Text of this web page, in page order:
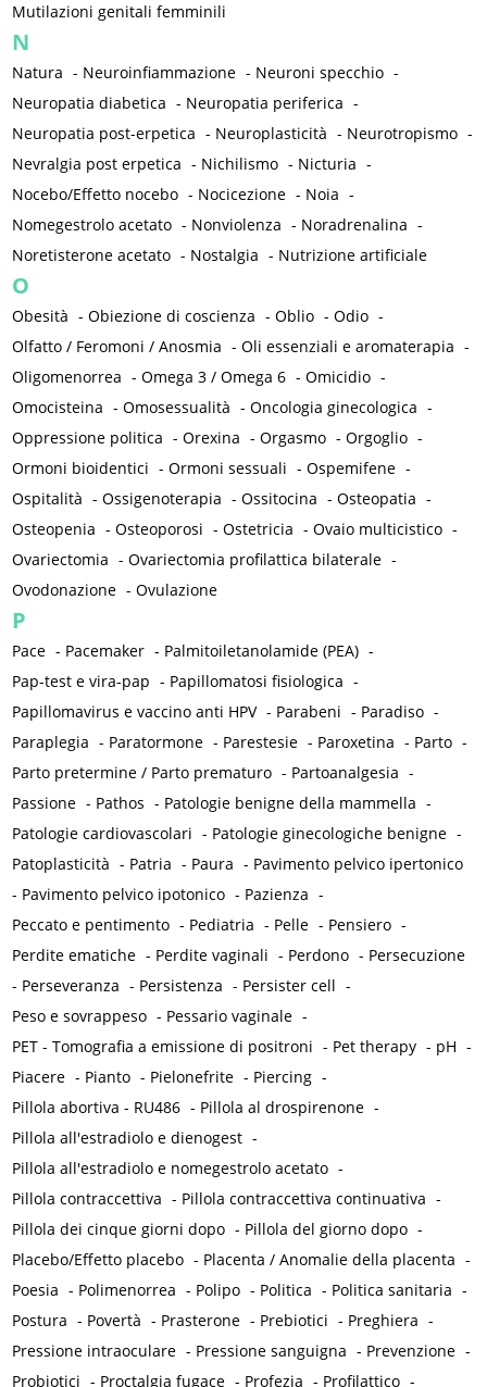
Mutilazioni genitali femminili
N
Natura - Neuroinfiammazione - Neuroni specchio -
Neuropatia diabetica - Neuropatia periferica -
Neuropatia post-erpetica - Neuroplasticità - Neurotropismo -
Nevralgia post erpetica - Nichilismo - Nicturia -
Nocebo/Effetto nocebo - Nocicezione - Noia -
Nomegestrolo acetato - Nonviolenza - Noradrenalina -
Noretisterone acetato - Nostalgia - Nutrizione artificiale
O
Obesità -Obiezione di coscienza -Oblio -Odio -
Olfatto / Feromoni / Anosmia -Oli essenziali e aromaterapia -
Oligomenorrea -Omega 3 / Omega 6 -Omicidio -
Omocisteina -Omosessualità -Oncologia ginecologica -
Oppressione politica -Orexina -Orgasmo -Orgoglio -
Ormoni bioidentici -Ormoni sessuali -Ospemifene -
Ospitalità -Ossigenoterapia -Ossitocina -Osteopatia -
Osteopenia -Osteoporosi -Ostetricia -Ovaio multicistico -
Ovariectomia -Ovariectomia profilattica bilaterale -
Ovodonazione -Ovulazione
P
Pace - Pacemaker - Palmitoiletanolamide (PEA) -
Pap-test e vira-pap - Papillomatosi fisiologica -
Papillomavirus e vaccino anti HPV - Parabeni - Paradiso -
Paraplegia - Paratormone - Parestesie - Paroxetina - Parto -
Parto pretermine / Parto prematuro - Partoanalgesia -
Passione - Pathos - Patologie benigne della mammella -
Patologie cardiovascolari - Patologie ginecologiche benigne -
Patoplasticità - Patria - Paura - Pavimento pelvico ipertonico
- Pavimento pelvico ipotonico - Pazienza -
Peccato e pentimento - Pediatria - Pelle - Pensiero -
Perdite ematiche - Perdite vaginali - Perdono - Persecuzione
- Perseveranza - Persistenza - Persister cell -
Peso e sovrappeso - Pessario vaginale -
PET - Tomografia a emissione di positroni - Pet therapy - pH -
Piacere - Pianto - Pielonefrite - Piercing -
Pillola abortiva - RU486 - Pillola al drospirenone -
Pillola all'estradiolo e dienogest -
Pillola all'estradiolo e nomegestrolo acetato -
Pillola contraccettiva - Pillola contraccettiva continuativa -
Pillola dei cinque giorni dopo - Pillola del giorno dopo -
Placebo/Effetto placebo - Placenta / Anomalie della placenta -
Poesia - Polimenorrea - Polipo - Politica - Politica sanitaria -
Postura - Povertà - Prasterone - Prebiotici - Preghiera -
Pressione intraoculare - Pressione sanguigna - Prevenzione -
Probiotici - Proctalgia fugace - Profezia - Profilattico -